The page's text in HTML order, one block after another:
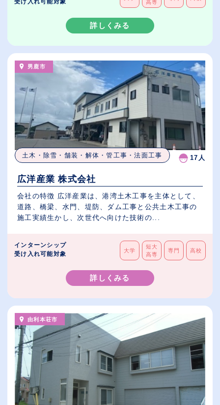
高専
詳しくみる
男鹿市
土木・除雪・舗装・解体・管工事・法面工事 17人
広洋産業 株式会社
会社の特徴 広洋産業は、港湾土木工事を主体として、
道路、橋梁、水門、堤防、ダム工事と公共土木工事の
施工実績生かし、次世代へ向けた技術の...
インターンシップ
受け入れ可能対象
大学
短大
高専
専門 高校
詳しくみる
由利本荘市